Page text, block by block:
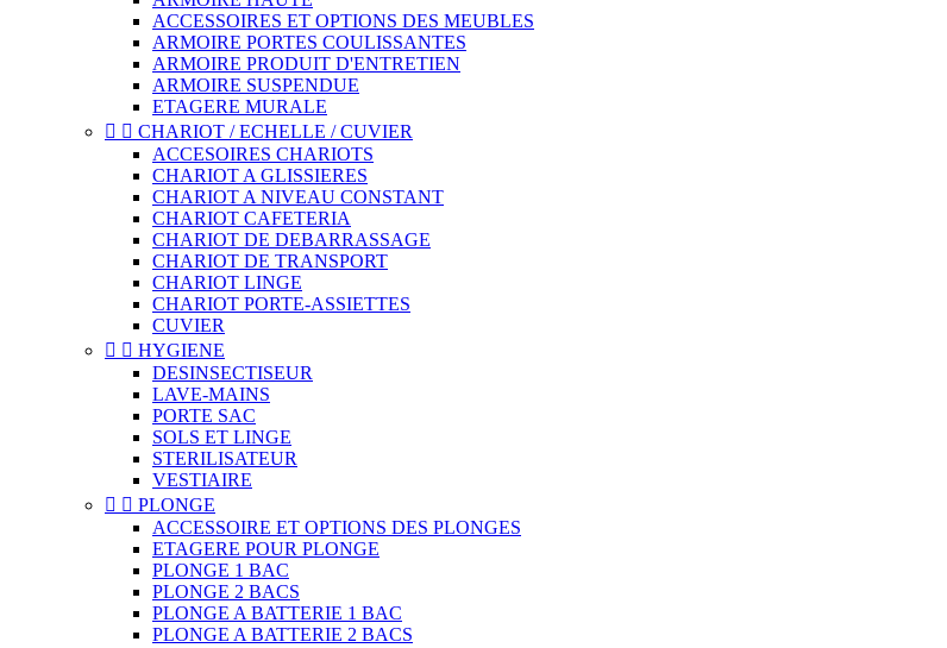
ACCESSOIRES ET OPTIONS DES MEUBLES
ARMOIRE PORTES COULISSANTES
ARMOIRE PRODUIT D'ENTRETIEN
ARMOIRE SUSPENDUE
ETAGERE MURALE
  CHARIOT / ECHELLE / CUVIER
ACCESOIRES CHARIOTS
CHARIOT A GLISSIERES
CHARIOT A NIVEAU CONSTANT
CHARIOT CAFETERIA
CHARIOT DE DEBARRASSAGE
CHARIOT DE TRANSPORT
CHARIOT LINGE
CHARIOT PORTE-ASSIETTES
CUVIER
  HYGIENE
DESINSECTISEUR
LAVE-MAINS
PORTE SAC
SOLS ET LINGE
STERILISATEUR
VESTIAIRE
  PLONGE
ACCESSOIRE ET OPTIONS DES PLONGES
ETAGERE POUR PLONGE
PLONGE 1 BAC
PLONGE 2 BACS
PLONGE A BATTERIE 1 BAC
PLONGE A BATTERIE 2 BACS